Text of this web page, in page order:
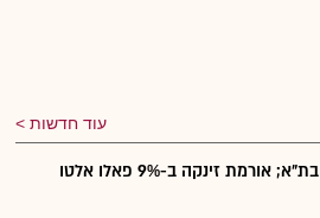
עוד חדשות
נעילה חיובית בת"א; אורמת זינקה ב-9% פאלו אלטו